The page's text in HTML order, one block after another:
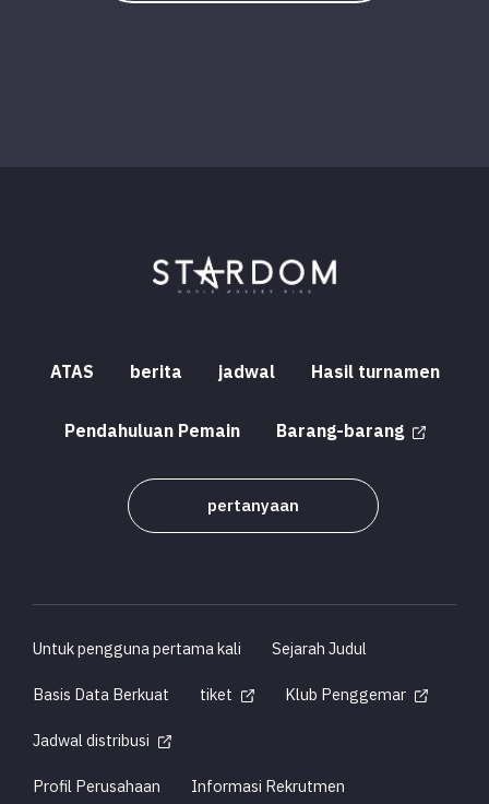
ATAS berita jadwal Hasil turnamen
Pendahuluan Pemain Barang-barang
pertanyaan
Untuk pengguna pertama kali
Sejarah Judul
Basis Data Berkuat
tiket
Klub Penggemar
Jadwal distribusi
Profil Perusahaan
Informasi Rekrutmen